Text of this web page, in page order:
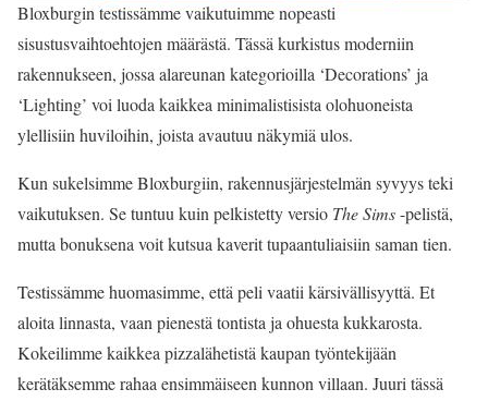
Bloxburgin testissämme vaikutuimme nopeasti
sisustusvaihtoehtojen määrästä. Tässä kurkistus moderniin
rakennukseen, jossa alareunan kategorioilla ‘Decorations’ ja
‘Lighting’ voi luoda kaikkea minimalistisista olohuoneista
ylellisiin huviloihin, joista avautuu näkymiä ulos.
Kun sukelsimme Bloxburgiin, rakennusjärjestelmän syvyys teki
vaikutuksen. Se tuntuu kuin pelkistetty versio The Sims-pelistä,
mutta bonuksena voit kutsua kaverit tupaantuliaisiin saman tien.
Testissämme huomasimme, että peli vaatii kärsivällisyyttä. Et
aloita linnasta, vaan pienestä tontista ja ohuesta kukkarosta.
Kokeilimme kaikkea pizzalähetistä kaupan työntekijään
kerätäksemme rahaa ensimmäiseen kunnon villaan. Juuri tässä